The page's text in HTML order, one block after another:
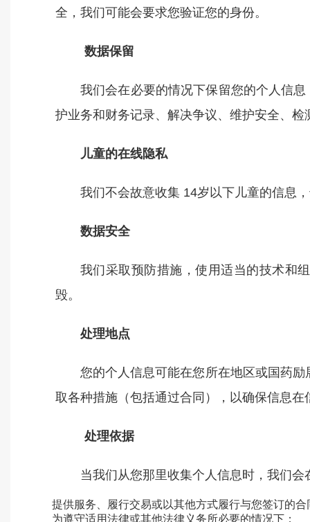
全，我们可能会要求您验证您的身份。
数据保留
我们会在必要的情况下保留您的个人信
护业务和财务记录、解决争议、维护安全、
儿童的在线隐私
我们不会故意收集 14岁以下儿童的信息
数据安全
我们采取预防措施，使用适当的技术和
毁。
处理地点
您的个人信息可能在您所在地区或国药
取各种措施（包括通过合同），以确保信息
处理依据
当我们从您那里收集个人信息时，我们会
提供服务、履行交易或以其他方式履行与您签订的
为遵守适用法律或其他法律义务所必要的情况下；